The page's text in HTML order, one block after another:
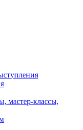
мастер-классы,